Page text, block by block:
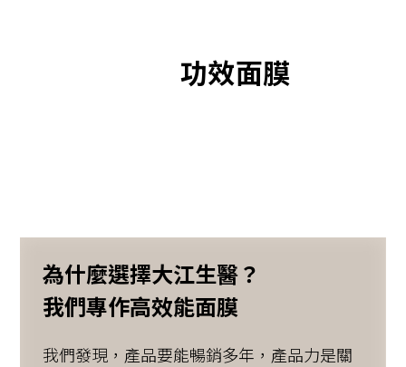
功效面膜
為什麼選擇大江生醫？
我們專作高效能面膜
我們發現，產品要能暢銷多年，產品力是關